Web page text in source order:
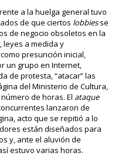
a la huelga general tuvo
de que ciertos lobbiesse
de negocio obsoletos en la
leyes a medida y
presunción inicial,
un grupo en Internet,
de protesta, “atacar” las
del Ministerio de Cultura,
de horas. El ataque
lanzaron de
acto que se repitió a lo
están diseñados para
y, ante el aluvión de
estuvo varias horas.